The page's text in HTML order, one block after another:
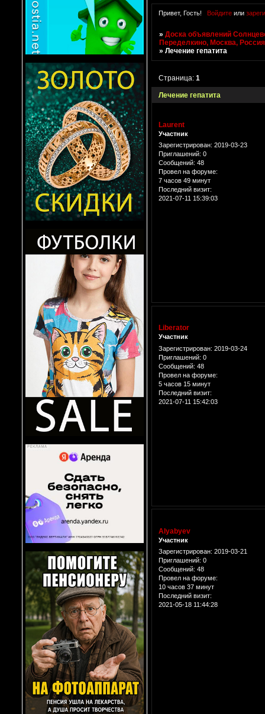
Привет, Гость! Войдитеили
»Доска объявлений
Переделкино, Москва, Россия
»Лечение гепатита
Лечение гепатита
Страница:1
Laurent
Участник
Зарегистрирован: 2019-03-23
Приглашений: 0
Сообщений: 48
Провел на форуме:
7 часов 49 минут
Последний визит:
2021-07-11 15:39:03
Liberator
Участник
Зарегистрирован: 2019-03-24
Приглашений: 0
Сообщений: 48
Провел на форуме:
5 часов 15 минут
Последний визит:
2021-07-11 15:42:03
Alyabyev
Участник
Зарегистрирован: 2019-03-21
Приглашений: 0
Сообщений: 48
Провел на форуме:
10 часов 37 минут
Последний визит:
2021-05-18 11:44:28